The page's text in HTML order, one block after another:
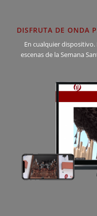
DISFRUTA DE ONDA
En cualquier
escenas de la Semana